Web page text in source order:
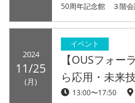
50周年記念館 ３階
2024
11/25
(月)
イベント
【OUSフォー
ら応用・未来
13:00〜17:50